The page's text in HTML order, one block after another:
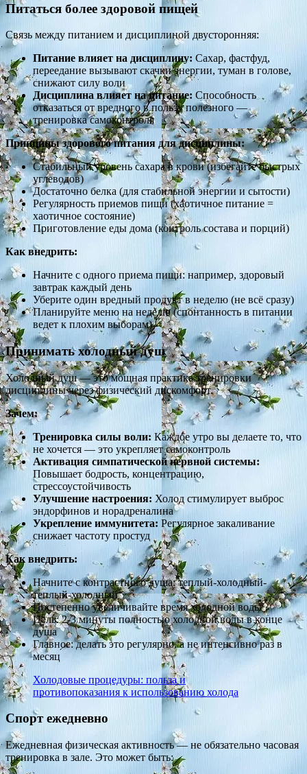
Питаться более здоровой пищей
Связь между питанием и дисциплиной двусторонняя:
Питание влияет на дисциплину: Сахар, фастфуд,
переедание вызывают скачки энергии, туман в голове,
снижают силу воли
Дисциплина влияет на питание: Способность
отказаться от вредного в пользу полезного —
тренировка самоконтроля
Принципы здорового питания для дисциплины:
Стабильный уровень сахара в крови (избегайте быстрых
углеводов)
Достаточно белка (для стабильной энергии и сытости)
Регулярность приемов пищи (хаотичное питание =
хаотичное состояние)
Приготовление еды дома (контроль состава и порций)
Как внедрить:
Начните с одного приема пищи: например, здоровый
завтрак каждый день
Уберите один вредный продукт в неделю (не всё сразу)
Планируйте меню на неделю (спонтанность в питании
ведет к плохим выборам)
Принимать холодный душ
Холодный душ — это мощная практика тренировки
дисциплины через физический дискомфорт.
Зачем:
Тренировка силы воли: Каждое утро вы делаете то, что
не хочется — это укрепляет самоконтроль
Активация симпатической нервной системы:
Повышает бодрость, концентрацию,
стрессоустойчивость
Улучшение настроения: Холод стимулирует выброс
эндорфинов и норадреналина
Укрепление иммунитета: Регулярное закаливание
снижает частоту простуд
Как внедрить:
Начните с контрастного душа: теплый-холодный-
теплый-холодный
Постепенно увеличивайте время холодной воды
Цель: 2-3 минуты полностью холодной воды в конце
душа
Главное: делать это регулярно, а не интенсивно раз в
месяц
Холодовые процедуры: польза и
противопоказания к использованию холода
Спорт ежедневно
Ежедневная физическая активность — не обязательно часовая
тренировка в зале. Это может быть: